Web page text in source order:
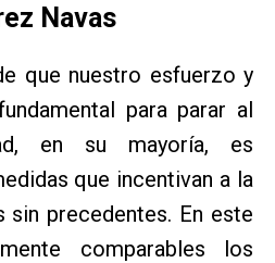
Navas
que nuestro esfuerzo y
para parar al
en su mayoría, es
que incentivan a la
sin precedentes. En este
comparables los